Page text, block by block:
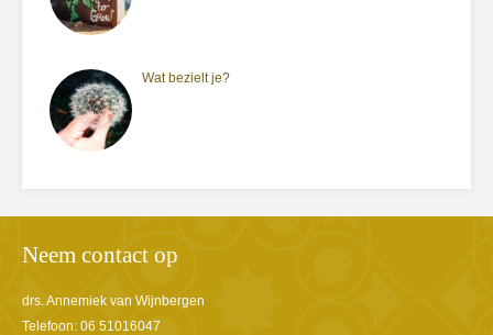
Wat bezielt je?
Neem contact op
drs. Annemiek van Wijnbergen
Telefoon: 06 51016047